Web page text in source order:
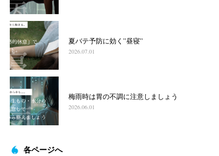
夏バテ予防に効く”昼寝”
2026.07.01
梅雨時は胃の不調に注意しましょう
2026.06.01
各ページへ